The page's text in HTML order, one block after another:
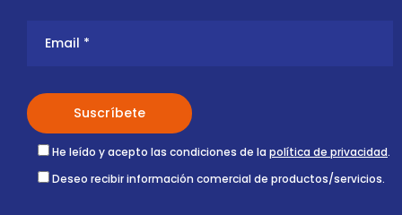
He leído y acepto las condiciones de la política de privacidad.
Deseo recibir información comercial de productos/servicios.